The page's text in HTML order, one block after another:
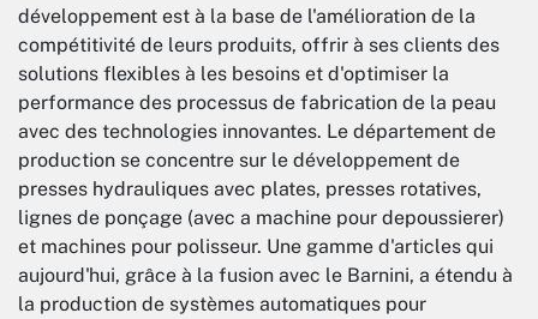
développement est à la base de l'amélioration de la
compétitivité de leurs produits, offrir à ses clients des
solutions flexibles à les besoins et d'optimiser la
performance des processus de fabrication de la peau
avec des technologies innovantes. Le département de
production se concentre sur le développement de
presses hydrauliques avec plates, presses rotatives,
lignes de ponçage (avec a machine pour depoussierer)
et machines pour polisseur. Une gamme d'articles qui
aujourd'hui, grâce à la fusion avec le Barnini, a étendu à
la production de systèmes automatiques pour